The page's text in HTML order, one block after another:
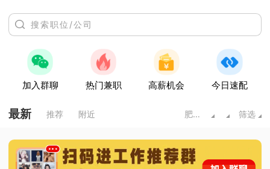
加入群聊 热门兼职 高薪机会 今日速配
最新 推荐 附近 肥城市 筛选